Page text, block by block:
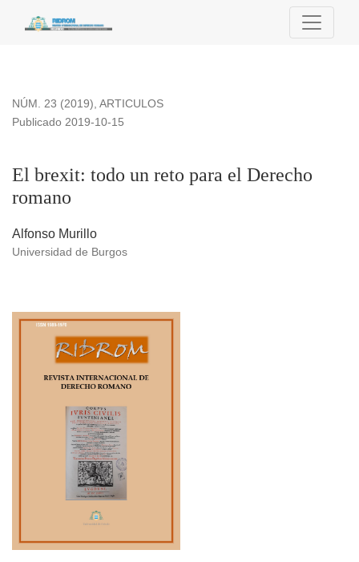
NÚM. 23 (2019), ARTICULOS
El brexit: todo un reto para el Derecho
romano
Publicado 2019-10-15
Alfonso Murillo
Universidad de Burgos